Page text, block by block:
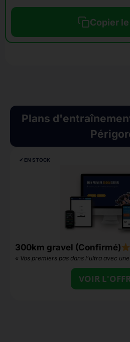
Copier
Plans
✔︎ EN STOCK
300km gravel (Confirmé)
« Vos premiers pas dans l’ultra avec
VOIR